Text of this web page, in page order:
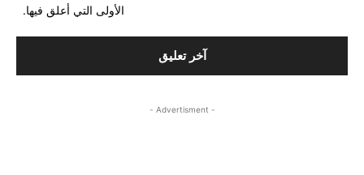
الأولى التي أعلق فيها.
- Advertisment -